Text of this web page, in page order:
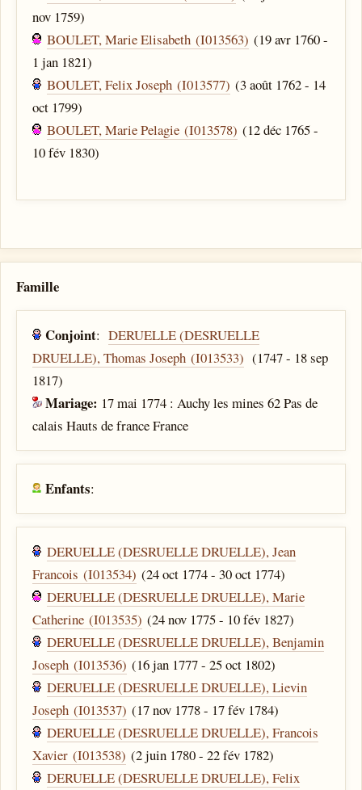
nov 1759)
BOULET, Marie Elisabeth (I013563) (19 avr 1760 -
1 jan 1821)
BOULET, Felix Joseph (I013577) (3 août 1762 - 14
oct 1799)
BOULET, Marie Pelagie (I013578) (12 déc 1765 -
10 fév 1830)
Famille
Conjoint:DERUELLE (DESRUELLE
DRUELLE), Thomas Joseph (I013533) (1747 - 18 sep
1817)
Mariage: 17 mai 1774 : Auchy les mines 62 Pas de
calais Hauts de france France
Enfants:
DERUELLE (DESRUELLE DRUELLE), Jean
Francois (I013534) (24 oct 1774 - 30 oct 1774)
DERUELLE (DESRUELLE DRUELLE), Marie
Catherine (I013535) (24 nov 1775 - 10 fév 1827)
DERUELLE (DESRUELLE DRUELLE), Benjamin
Joseph (I013536) (16 jan 1777 - 25 oct 1802)
DERUELLE (DESRUELLE DRUELLE), Lievin
Joseph (I013537) (17 nov 1778 - 17 fév 1784)
DERUELLE (DESRUELLE DRUELLE), Francois
Xavier (I013538) (2 juin 1780 - 22 fév 1782)
DERUELLE (DESRUELLE DRUELLE), Felix